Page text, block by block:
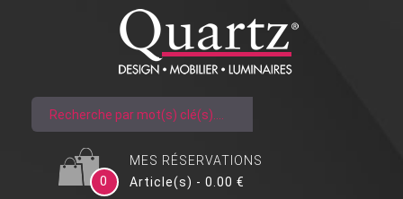
MES RÉSERVATIONS
0
Article(s) - 0.00 €